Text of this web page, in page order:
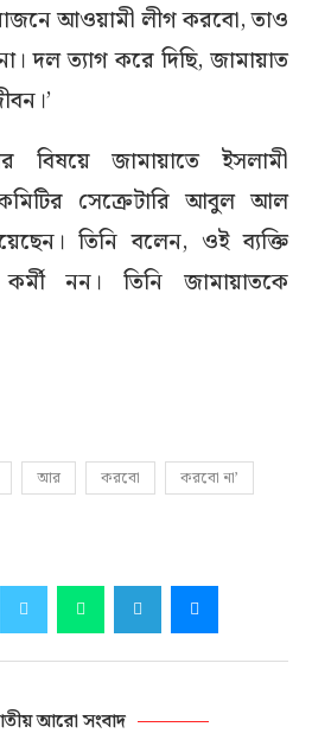
আওয়ামী লীগ করবো, তাও
দল ত্যাগ করে দিছি, জামায়াত
বিষয়ে জামায়াতে ইসলামী
সেক্রেটারি আবুল আল
তিনি বলেন, ওই ব্যক্তি
নন। তিনি জামায়াতকে
আর করবো
করবো না’
আরো সংবাদ